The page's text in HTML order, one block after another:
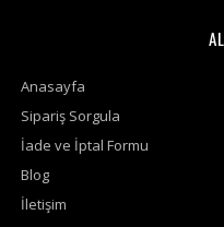
Anasayfa
Sipariş Sorgula
İade ve İptal Formu
Blog
İletişim